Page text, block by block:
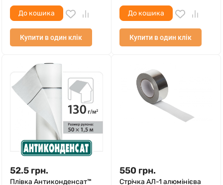
До кошика
Купити в один клік
До кошика
Купити в один клік
52.5 грн.
Плівка Антиконденсат™
550 грн.
Стрічка АЛ-1 алюмінієва